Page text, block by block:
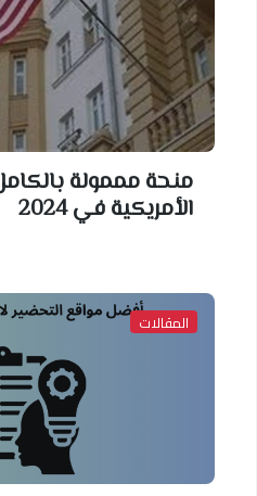
منحة مممولة
الأمريكية في 2024
المقالات